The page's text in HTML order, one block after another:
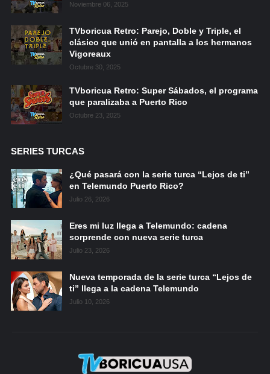
Noviembre 06, 2025
TVboricua Retro: Parejo, Doble y Triple, el
clásico que unió en pantalla a los hermanos
Vigoreaux
Octubre 30, 2025
TVboricua Retro: Super Sábados, el programa
que paralizaba a Puerto Rico
Octubre 23, 2025
SERIES TURCAS
¿Qué pasará con la serie turca “Lejos de ti”
en Telemundo Puerto Rico?
Julio 26, 2026
Eres mi luz llega a Telemundo: cadena
sorprende con nueva serie turca
Julio 23, 2026
Nueva temporada de la serie turca “Lejos de
ti” llega a la cadena Telemundo
Julio 10, 2026